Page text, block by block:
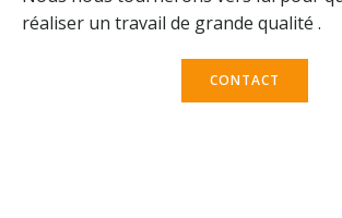
réaliser un travail de grande qualité .
CONTACT